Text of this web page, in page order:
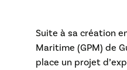
Suite à sa création
Maritime (GPM) de
place un projet